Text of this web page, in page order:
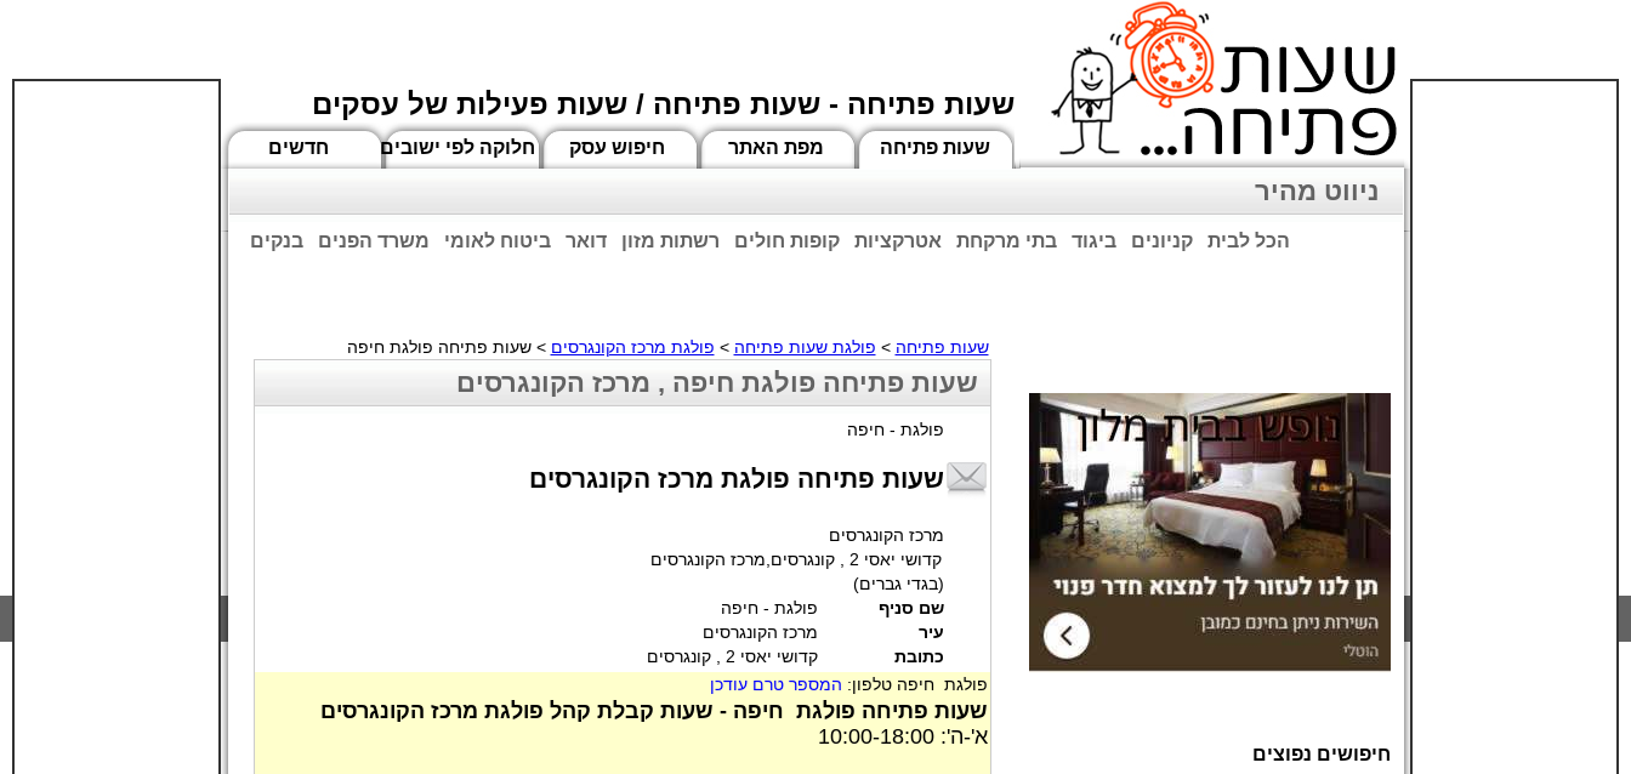
שעות פתיחה - שעות פתיחה / שעות פעילות של עסקים
חדשים חלוקה לפי ישובים חיפוש עסק מפת האתר שעות פתיחה
ניווט מהיר
בנקים משרד הפנים ביטוח לאומי דואר רשתות מזון קופות חולים אטרקציות בתי מרקחת ביגוד קניונים הכל לבית
שעות פתיחה > פולגת שעות פתיחה > פולגת מרכז הקונגרסים > שעות פתיחה פולגת חיפה
שעות פתיחה פולגת חיפה , מרכז הקונגרסים
פולגת - חיפה
שעות פתיחה פולגת מרכז הקונגרסים
מרכז הקונגרסים
קדושי יאסי 2 , קונגרסים,מרכז הקונגרסים
(בגדי גברים)
שם סניף
פולגת - חיפה
עיר
מרכז הקונגרסים
כתובת
קדושי יאסי 2 , קונגרסים
פולגת חיפה טלפון: המספר טרם עודכן
שעות פתיחה פולגת חיפה - שעות קבלת קהל פולגת מרכז הקונגרסים
א'-ה': 10:00-18:00
חיפושים נפוצים